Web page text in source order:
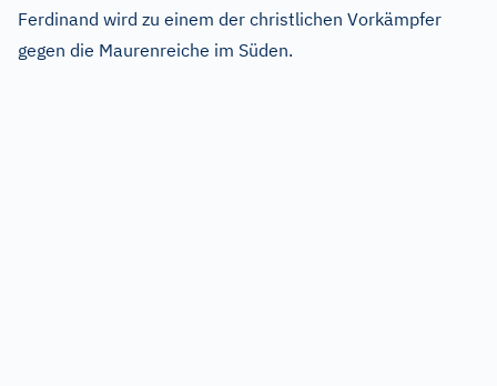
Ferdinand wird zu einem der christlichen Vorkämpfer
gegen die Maurenreiche im Süden.